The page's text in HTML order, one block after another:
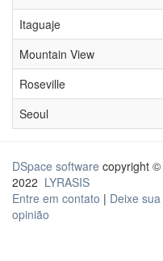
Itaguaje
Mountain View
Roseville
Seoul
DSpace software copyright ©
2022 LYRASIS
Entre em contato | Deixe sua
opinião